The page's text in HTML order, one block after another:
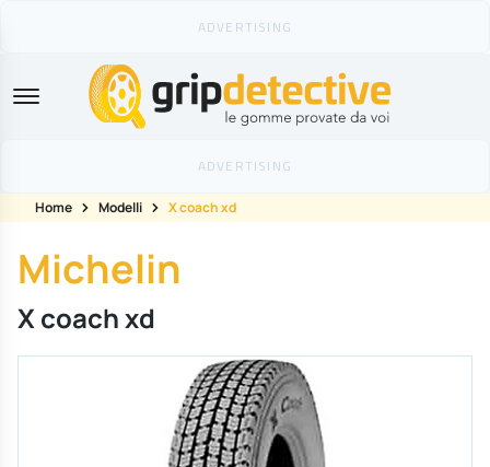
GripDetective
Home Modelli X coach xd
Michelin
X coach xd